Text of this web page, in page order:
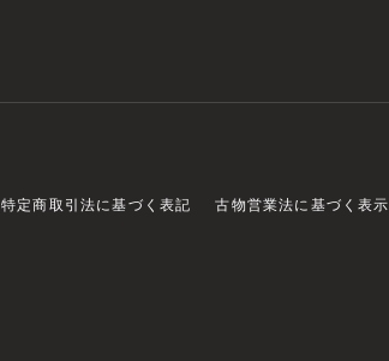
特定商取引法に基づく表記 古物営業法に基づく表示